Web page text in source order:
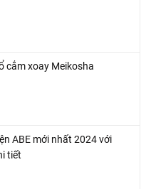
cắm xoay Meikosha
ABE mới nhất 2024 với
tiết